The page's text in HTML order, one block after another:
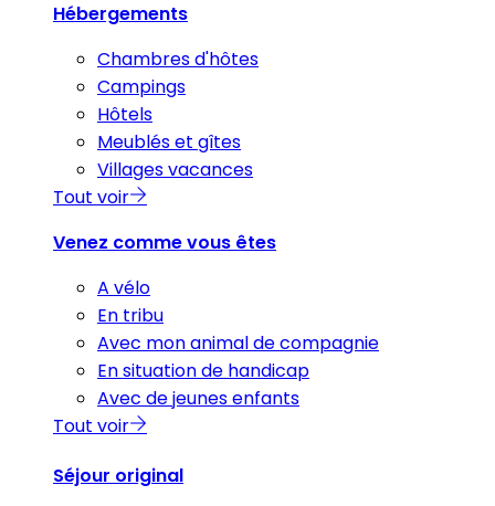
Hébergements
Chambres d'hôtes
Campings
Hôtels
Meublés et gîtes
Villages vacances
Tout voir
Venez comme vous êtes
A vélo
En tribu
Avec mon animal de compagnie
En situation de handicap
Avec de jeunes enfants
Tout voir
Séjour original